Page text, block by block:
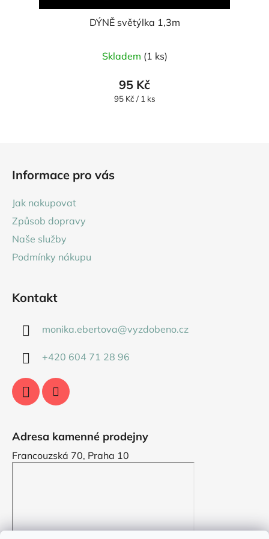
DÝNĚ světýlka 1,3m
hodnocení
produktu
je
Skladem (1 ks)
95 Kč
Měrná
95 Kč / 1 ks
Informace pro vás
Jak nakupovat
Způsob dopravy
Naše služby
Podmínky nákupu
Kontakt
monika.ebertova@vyzdobeno.cz
+420 604 71 28 96
Adresa kamenné prodejny
Francouzská 70, Praha 10